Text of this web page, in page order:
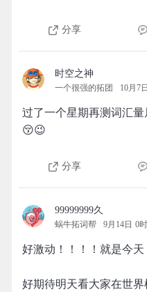
分享
时空之神
一个很强的拓团 10月7
过了一个星期再测词汇
😚😉
分享
99999999久
蜗牛拓词帮 9月14日 0
好激动！！！！就是今天
好期待明天看大家在世